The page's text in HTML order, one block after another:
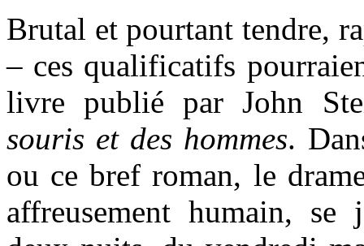
Brutal et pourtant tendre,
– ces qualificatifs
livre publié par John
souris et des hommes.
ou ce bref roman, le
affreusement humain,